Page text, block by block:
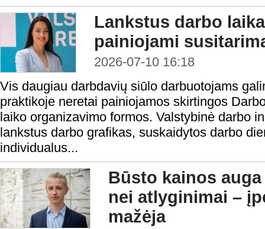
Lankstus darbo
painiojami
2026-07-10 16:18
Vis daugiau darbdavių siūlo darbuotojams
praktikoje neretai painiojamos skirtingos
laiko organizavimo formos. Valstybinė darbo
lankstus darbo grafikas, suskaidytos darbo
individualus...
Būsto kainos
nei atlyginimai –
mažėja